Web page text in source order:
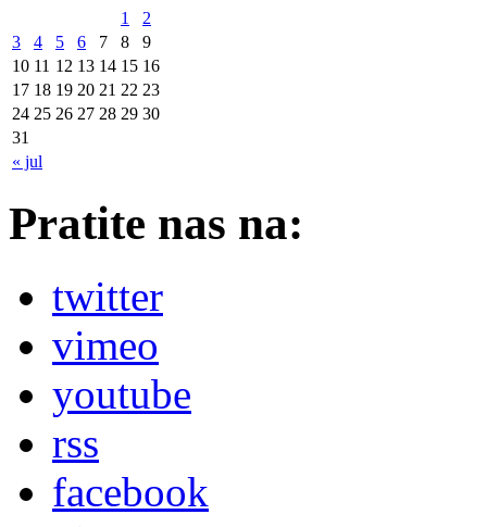
« jul
1
2
3
4 5 6 7 8
9
10 11 12 13 14 15 16
17 18 19 20 21 22 23
24 25 26 27 28 29 30
31
Pratite nas na:
twitter
vimeo
youtube
rss
facebook